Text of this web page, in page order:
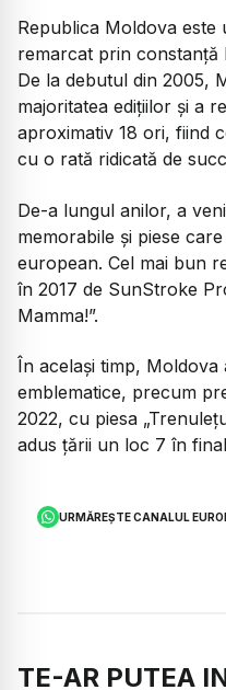
Republica Moldova
remarcat prin constanță
De la debutul din 2005,
majoritatea edițiilor și a
aproximativ 18 ori, fiind
cu o rată ridicată de
De-a lungul anilor, a
memorabile și piese
european. Cel mai bun
în 2017 de SunStroke
Mamma!”.
În același timp, Moldova
emblematice, precum
2022, cu piesa
adus țării un loc 7 în
URMĂREȘTE CANALUL
TE-AR PUTEA